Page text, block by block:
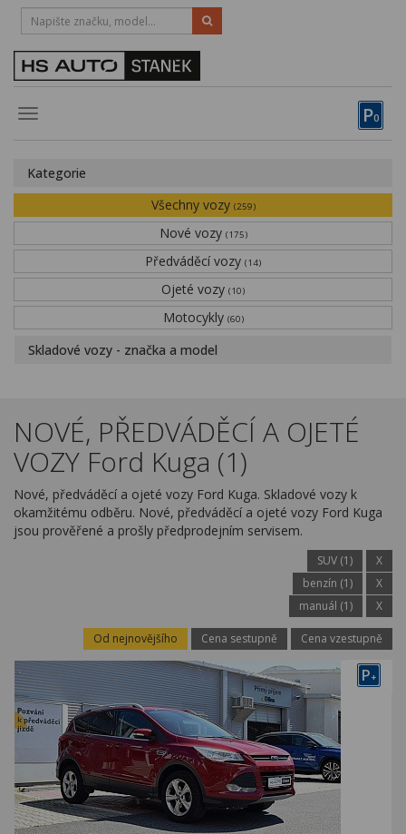
P0
Toggle
HOTLINE:
STRAKONICE-383 335 366
Obytné vozy
Financování
Novinky
Kontakty
Kategorie
Všechny vozy (259)
Nové vozy (175)
Předváděcí vozy (14)
Ojeté vozy (10)
Motocykly (60)
Skladové vozy - značka a model
NOVÉ, PŘEDVÁDĚCÍ A OJETÉ
VOZY Ford Kuga (1)
Nové, předváděcí a ojeté vozy Ford Kuga. Skladové vozy k
okamžitému odběru. Nové, předváděcí a ojeté vozy Ford Kuga
jsou prověřené a prošly předprodejním servisem.
SUV (1)
X
benzín (1)
X
manuál (1)
X
Od nejnovějšího Cena sestupně Cena vzestupně
P+